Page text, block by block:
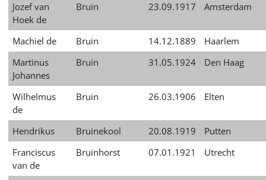
Jozef van
Hoek de
Bruin 23.09.1917 Amsterdam
Machiel de Bruin 14.12.1889
Haarlem
Martinus
Johannes
Bruin 31.05.1924 Den Haag
Wilhelmus
de
Bruin 26.03.1906 Elten
Hendrikus Bruinekool 20.08.1919
Putten
Franciscus
van de
Bruinhorst 07.01.1921 Utrecht